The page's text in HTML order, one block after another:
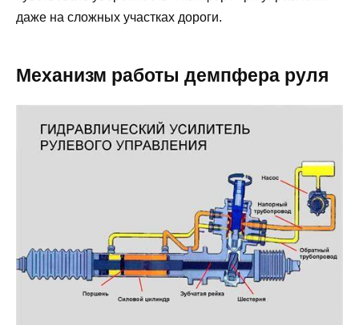
даже на сложных участках дороги.
Механизм работы демпфера руля